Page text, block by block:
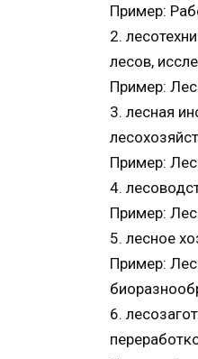
Пример:
2.
лесов,
Пример:
3. лесная
Пример:
4.
Пример:
5. лесное
Пример:
6.